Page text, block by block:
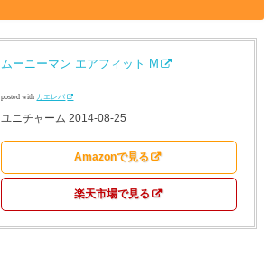
ムーニーマン エアフィット M
posted with カエレバ
ユニチャーム 2014-08-25
Amazonで見る
楽天市場で見る